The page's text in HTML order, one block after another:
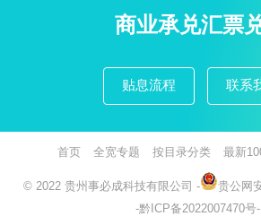
商业承兑汇票
贴息流程 联系
首页 全宽专题 按目录分类 最新
© 2022 贵州事必成科技有限公司 -
贵公网
-黔ICP备2022007470号